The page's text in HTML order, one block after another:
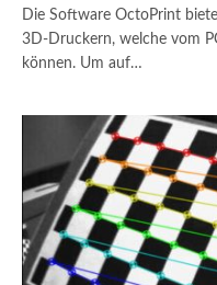
Die Software OctoPrint
3D-Druckern, welche vom
können. Um auf…